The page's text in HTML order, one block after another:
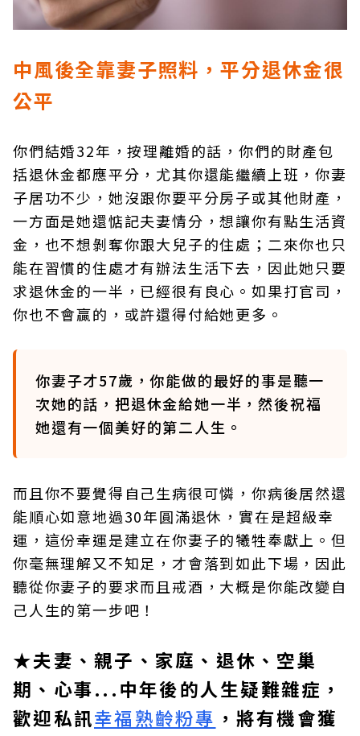
中風後全靠妻子照料，平分退休金很
公平
你們結婚32年，按理離婚的話，你們的財產包
括退休金都應平分，尤其你還能繼續上班，你妻
子居功不少，她沒跟你要平分房子或其他財產，
一方面是她還惦記夫妻情分，想讓你有點生活資
金，也不想剝奪你跟大兒子的住處；二來你也只
能在習慣的住處才有辦法生活下去，因此她只要
求退休金的一半，已經很有良心。如果打官司，
你也不會贏的，或許還得付給她更多。
你妻子才57歲，你能做的最好的事是聽一
次她的話，把退休金給她一半，然後祝福
她還有一個美好的第二人生。
而且你不要覺得自己生病很可憐，你病後居然還
能順心如意地過30年圓滿退休，實在是超級幸
運，這份幸運是建立在你妻子的犧牲奉獻上。但
你毫無理解又不知足，才會落到如此下場，因此
聽從你妻子的要求而且戒酒，大概是你能改變自
己人生的第一步吧！
★夫妻、親子、家庭、退休、空巢
期、心事...中年後的人生疑難雜症，
歡迎私訊幸福熟齡粉專 ，將有機會獲